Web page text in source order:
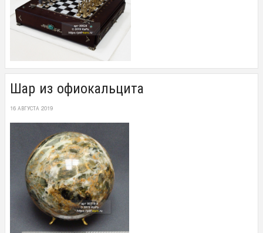
Шар из офиокальцита
16 АВГУСТА 2019